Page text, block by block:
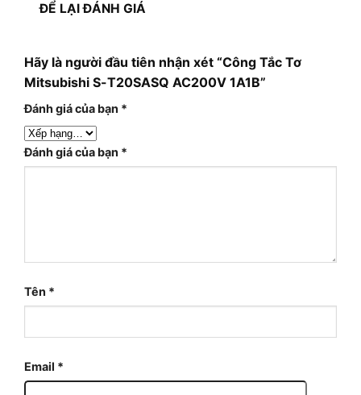
ĐỂ LẠI ĐÁNH GIÁ
Hãy là người đầu tiên nhận xét “Công Tắc Tơ
Mitsubishi S-T20SASQ AC200V 1A1B”
Đánh giá của bạn *
Đánh giá của bạn *
Tên *
Email *